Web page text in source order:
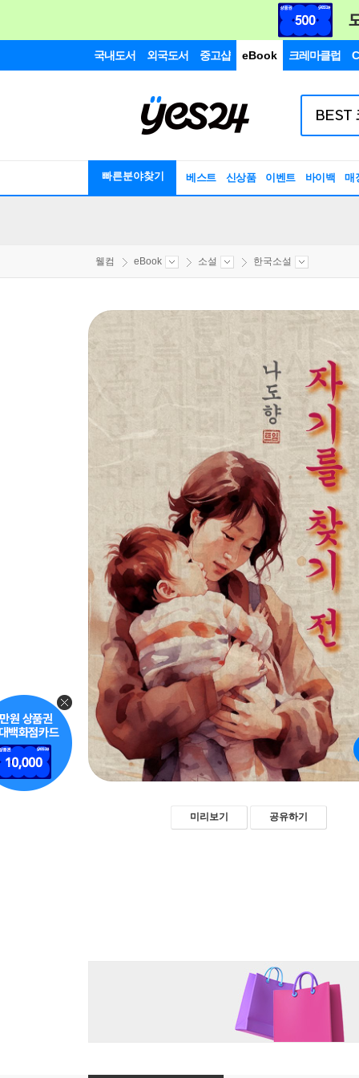
국내도서 외국도서 중고샵 eBook 크레마클럽
빠른분야찾기 베스트 신상품 이벤트 바이백 매
웰컴 eBook 소설 한국소설
미리보기 공유하기